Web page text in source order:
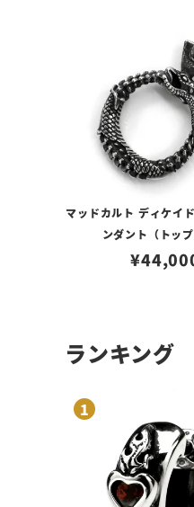
マッドカルト ディケイ
ンダント（トップ
¥
ランキング